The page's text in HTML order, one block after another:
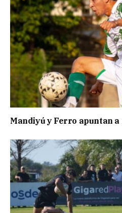
Mandiyú y Ferro apuntan